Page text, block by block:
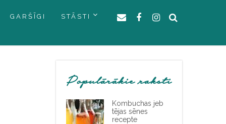
GARŠĪGI STĀSTI
Populārākie raksti
Kombuchas jeb
tējas sēnes
recepte